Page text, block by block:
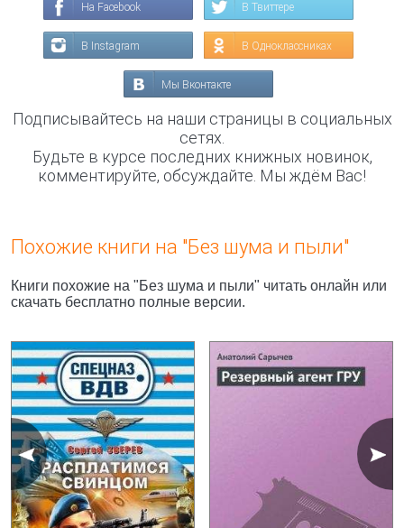
На Facebook В Твиттере
В Instagram В Одноклассниках
Мы Вконтакте
Подписывайтесь на наши страницы в социальных
сетях.
Будьте в курсе последних книжных новинок,
комментируйте, обсуждайте. Мы ждём Вас!
Похожие книги на "Без шума и пыли"
Книги похожие на "Без шума и пыли" читать онлайн или
скачать бесплатно полные версии.